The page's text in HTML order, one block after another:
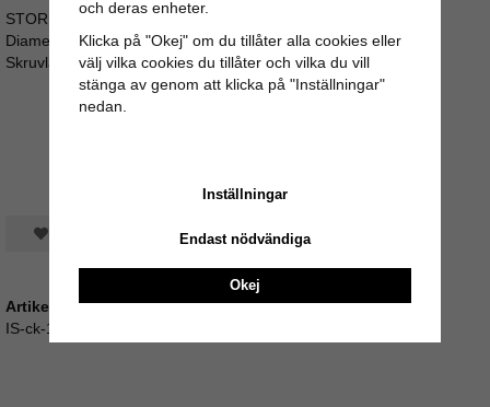
STORLEK:
Diameter: 3cm / Längd: ca 4cm
Skruvlängd ca 3,5cm (M4)
Spara som favorit
Artikelnummer:
IS-ck-1626
och deras enheter.
Klicka på "Okej" om du tillåter alla cookies eller
välj vilka cookies du tillåter och vilka du vill
stänga av genom att klicka på "Inställningar"
nedan.
Inställningar
Endast nödvändiga
Okej